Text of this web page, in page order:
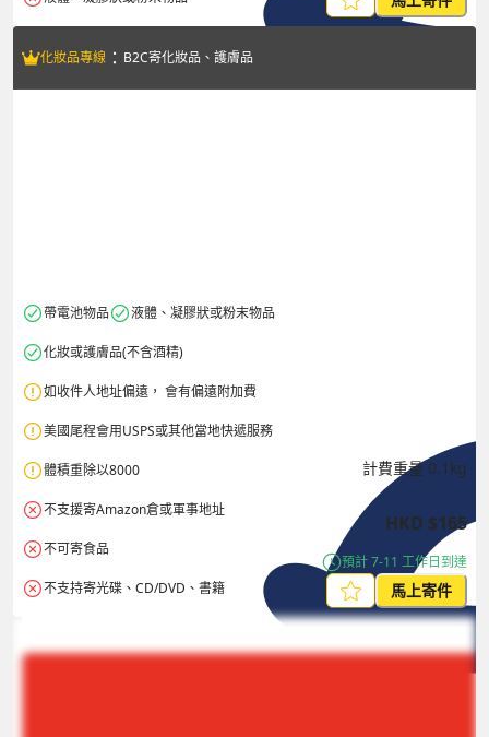
化妝品專線 ： B2C寄化妝品、護膚品
帶電池物品 液體、凝膠狀或粉末物品
化妝或護膚品(不含酒精)
如收件人地址偏遠， 會有偏遠附加費
美國尾程會用USPS或其他當地快遞服務
體積重除以8000
不支援寄Amazon倉或軍事地址
不可寄食品
不支持寄光碟、CD/DVD、書籍
計費重量 0.1 kg
HKD $165
預計 7-11 工作日到達
馬上寄件